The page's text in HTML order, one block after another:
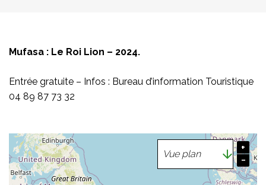
Mufasa : Le Roi Lion – 2024.
Entrée gratuite – Infos : Bureau d’information Touristique
04 89 87 73 32
+
−